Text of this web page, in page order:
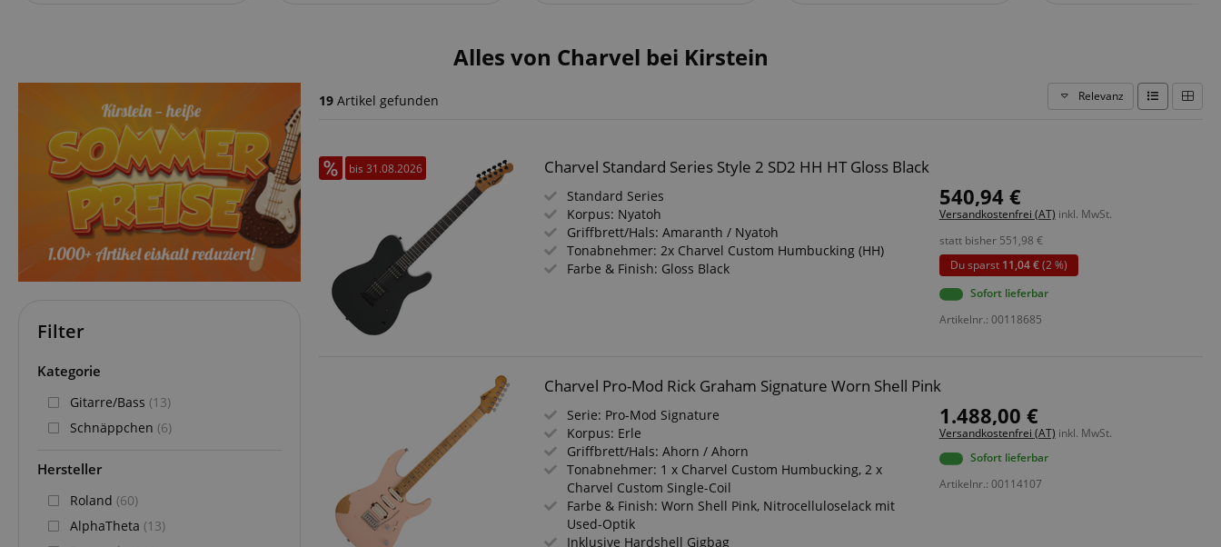
Alles von Charvel bei Kirstein
Filter
Kategorie
Gitarre/Bass (13)
Schnäppchen (6)
Hersteller
Roland (60)
AlphaTheta (13)
19 Artikel gefunden Relevanz
bis 31.08.2026 Charvel Standard Series Style 2 SD2 HH HT Gloss Black
Standard Series
Korpus: Nyatoh
Griffbrett/Hals: Amaranth / Nyatoh
Tonabnehmer: 2x Charvel Custom Humbucking (HH)
Farbe & Finish: Gloss Black
540,94 €
Versandkostenfrei (AT) inkl. MwSt.
statt bisher 551,98 €
Du sparst 11,04 €(2 %)
Sofort lieferbar
Artikelnr.: 00118685
Charvel Pro-Mod Rick Graham Signature Worn Shell Pink
Serie: Pro-Mod Signature
Korpus: Erle
Griffbrett/Hals: Ahorn / Ahorn
Tonabnehmer: 1 x Charvel Custom Humbucking, 2 x
Charvel Custom Single-Coil
Farbe & Finish: Worn Shell Pink, Nitrocelluloselack mit
Used-Optik
Inklusive Hardshell Gigbag
1.488,00 €
Versandkostenfrei (AT) inkl. MwSt.
Sofort lieferbar
Artikelnr.: 00114107